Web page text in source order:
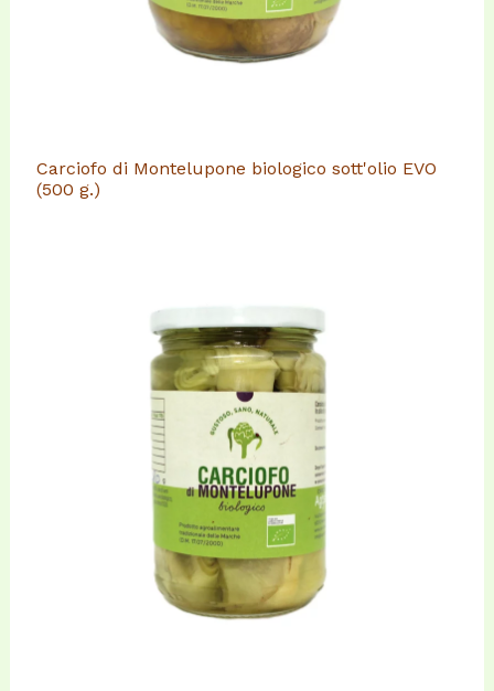
Carciofo di Montelupone biologico sott'olio EVO
(500 g.)